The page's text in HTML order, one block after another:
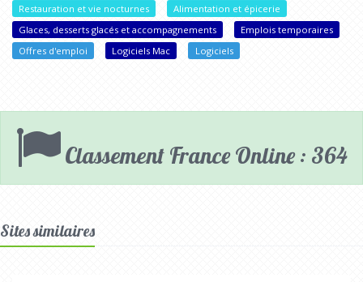
Restauration et vie nocturnes
Alimentation et épicerie
Glaces, desserts glacés et accompagnements
Emplois temporaires
Offres d'emploi
Logiciels Mac Logiciels
Classement France Online : 364
Sites similaires